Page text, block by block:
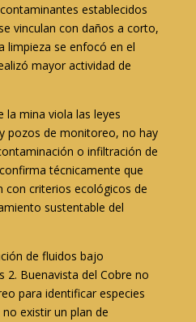
establecidos
vinculan con daños a corto,
limpieza se enfocó en el
mayor actividad de
la mina viola las leyes
pozos de monitoreo, no hay
o infiltración de
técnicamente que
con criterios ecológicos de
sustentable del
de fluidos bajo
2. Buenavista del Cobre no
para identificar especies
existir un plan de